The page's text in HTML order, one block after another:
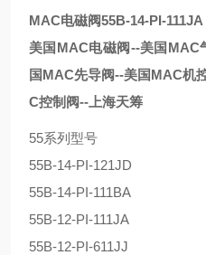
MAC电磁阀55B-14-PI-111JA
美国MAC电磁阀--美国
国MAC先导阀--美国MAC机
C控制阀--上海天筹
55系列型号
55B-14-PI-121JD
55B-14-PI-111BA
55B-12-PI-111JA
55B-12-PI-611JJ